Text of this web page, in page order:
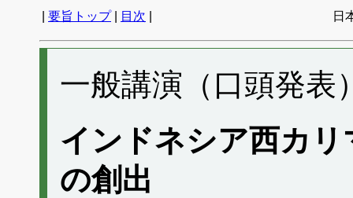
要旨トップ| 目次 日
一般講演（口頭発表
インドネシア西カ
の創出